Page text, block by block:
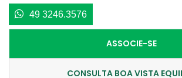
49 3246.3576
ASSOCIE-SE
CONSULTA BOA VISTA